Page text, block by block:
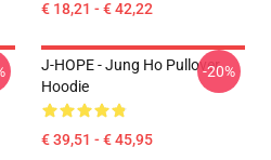
€ 18,21 - € 42,22
J-HOPE - Jung Ho Pullover
Hoodie
€ 39,51 - € 45,95
-20%